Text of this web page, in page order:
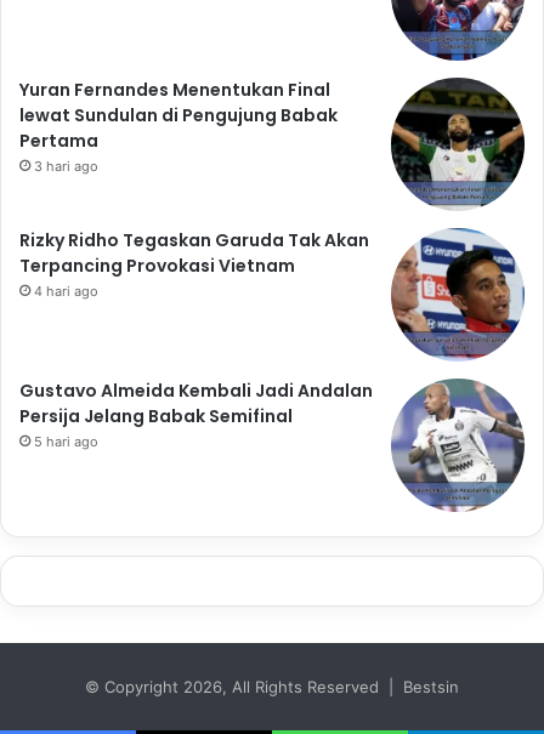
Yuran Fernandes Menentukan Final
lewat Sundulan di Pengujung Babak
Pertama
3 hari ago
Rizky Ridho Tegaskan Garuda Tak Akan
Terpancing Provokasi Vietnam
4 hari ago
Gustavo Almeida Kembali Jadi Andalan
Persija Jelang Babak Semifinal
5 hari ago
© Copyright 2026, All Rights Reserved | Bestsin